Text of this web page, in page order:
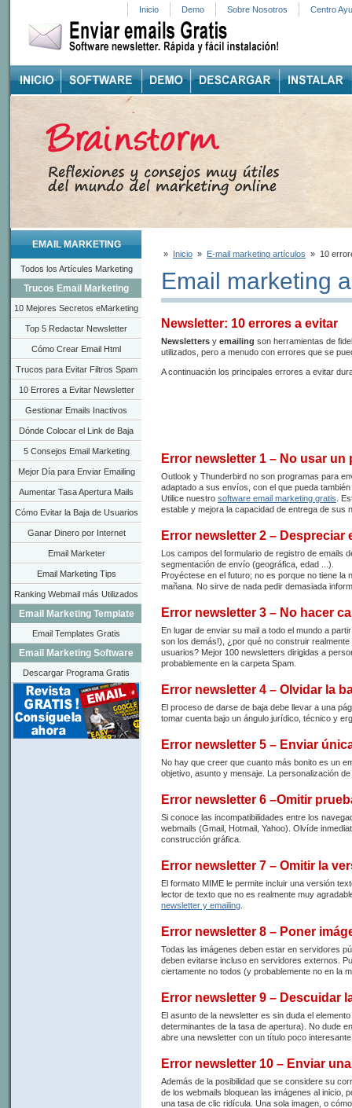
Inicio Demo Sobre Nosotros Centro
EMAIL MARKETING
Todos los Artícules Marketing
Trucos Email Marketing
10 Mejores Secretos eMarketing
Top 5 Redactar Newsletter
Cómo Crear Email Html
Trucos para Evitar Filtros Spam
10 Errores a Evitar Newsletter
Gestionar Emails Inactivos
Dónde Colocar el Link de Baja
5 Consejos Email Marketing
Mejor Día para Enviar Emailing
Aumentar Tasa Apertura Mails
Cómo Evitar la Baja de Usuarios
Ganar Dinero por Internet
Email Marketer
Email Marketing Tips
Ranking Webmail más Utilizados
Email Marketing Template
Email Templates Gratis
Email Marketing Software
Descargar Programa Gratis
» Inicio » E-mail marketing artículos » 10
Email marketing
Newsletter: 10 errores a evitar
Newsletters y emailing son herramientas de
utilizados, pero a menudo con errores que se
A continuación los principales errores a evitar
Error newsletter 1 – No usar
Outlook y Thunderbird no son programas para
adaptado a sus envíos, con el que pueda
Utilice nuestro software email marketing gratis .
estable y mejora la capacidad de entrega de sus
Error newsletter 2 – Despreciar
Los campos del formulario de registro de emails
segmentación de envío (geográfica, edad ...).
Proyéctese en el futuro; no es porque no tiene
mañana. No sirve de nada pedir demasiada
Error newsletter 3 – No hacer
En lugar de enviar su mail a todo el mundo a
son los demás!), ¿por qué no construir
usuarios? Mejor 100 newsletters dirigidas a
probablemente en la carpeta Spam.
Error newsletter 4 – Olvidar la
El proceso de darse de baja debe llevar a una
tomar cuenta bajo un ángulo jurídico, técnico y
Error newsletter 5 – Enviar
No hay que creer que cuanto más bonito es un
objetivo, asunto y mensaje. La personalización
Error newsletter 6 –Omitir
Si conoce las incompatibilidades entre los
webmails (Gmail, Hotmail, Yahoo). Olvíde
construcción gráfica.
Error newsletter 7 – Omitir la
El formato MIME le permite incluir una versión
lector de texto que no es realmente muy
newsletter y emailing
Error newsletter 8 – Poner
Todas las imágenes deben estar en servidores
deben evitarse incluso en servidores externos.
ciertamente no todos (y probablemente no en la
Error newsletter 9 – Descuidar
El asunto de la newsletter es sin duda el
determinantes de la tasa de apertura). No dude
abre una newsletter con un título poco
Error newsletter 10 – Enviar
Además de la posibilidad que se considere su
de los webmails bloquean las imágenes al inicio,
una tasa de clic ridícula. Una sola imagen, o